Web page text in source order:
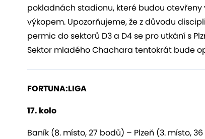
pokladnách stadionu, které budou otevřeny
výkopem. Upozorňujeme, že z důvodu
permic do sektorů D3 a D4 se pro utkání s
Sektor mladého Chachara tentokrát bude
FORTUNA:LIGA
17. kolo
Baník (8. místo, 27 bodů) – Plzeň (3. místo,